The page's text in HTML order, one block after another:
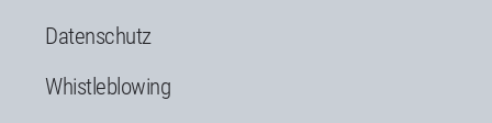
Datenschutz
Whistleblowing